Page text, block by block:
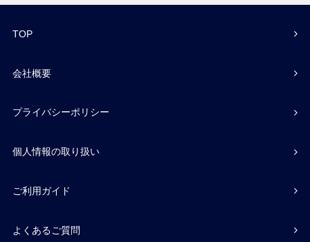
TOP
会社概要
プライバシーポリシー
個人情報の取り扱い
ご利用ガイド
よくあるご質問